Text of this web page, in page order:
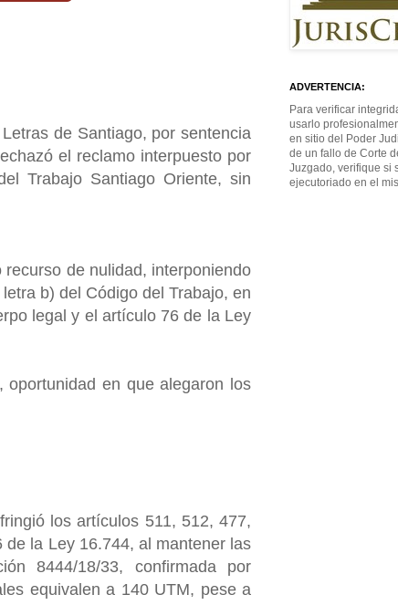
de Santiago, por sentencia
el reclamo interpuesto por
Trabajo Santiago Oriente, sin
de nulidad, interponiendo
b) del Código del Trabajo, en
legal y el artículo 76 de la Ley
en que alegaron los
los artículos 511, 512, 477,
la Ley 16.744, al mantener las
8444/18/33, confirmada por
equivalen a 140 UTM, pese a
ADVERTENCIA:
Para verificar
usarlo
en sitio del Poder
de un fallo de Corte
Juzgado, verifique si
ejecutoriado en el